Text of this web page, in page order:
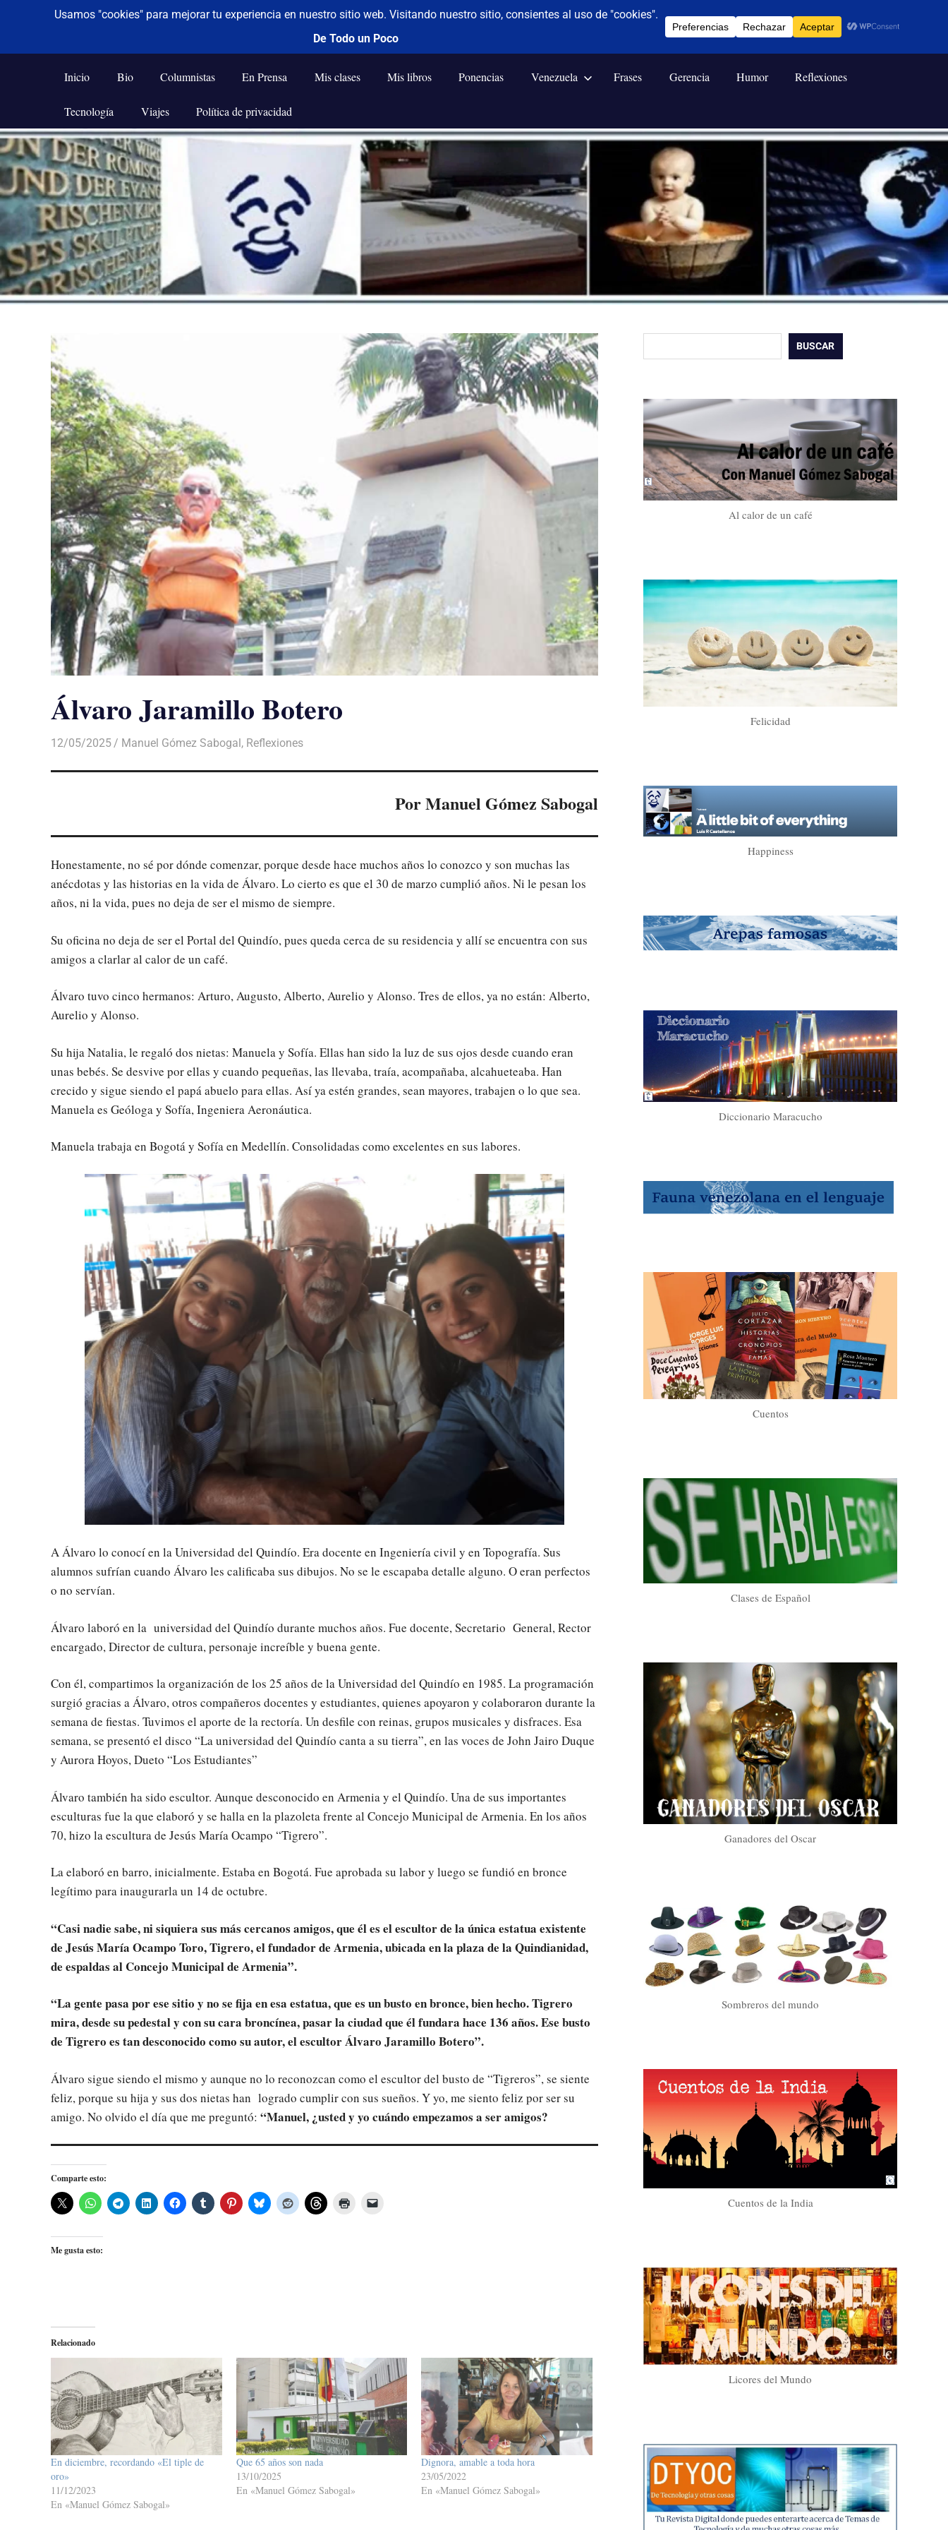
Saltar
al
contenido
De todo un poco
Frases,
Humor,
Tecnología
y
Viajes
Inicio Bio Columnistas En Prensa Mis clases Mis libros Ponencias Venezuela Frases Gerencia Humor Reflexiones
Tecnología Viajes Política de privacidad
Álvaro Jaramillo Botero
12/05/2025 De todo un Poco
Manuel Gómez Sabogal, Reflexiones
Por Manuel Gómez Sabogal
Honestamente, no sé por dónde comenzar, porque desde hace muchos años lo conozco y son muchas las
anécdotas y las historias en la vida de Álvaro. Lo cierto es que el 30 de marzo cumplió años. Ni le pesan los
años, ni la vida, pues no deja de ser el mismo de siempre.
Su oficina no deja de ser el Portal del Quindío, pues queda cerca de su residencia y allí se encuentra con sus
amigos a clarlar al calor de un café.
Álvaro tuvo cinco hermanos: Arturo, Augusto, Alberto, Aurelio y Alonso. Tres de ellos, ya no están: Alberto,
Aurelio y Alonso.
Su hija Natalia, le regaló dos nietas: Manuela y Sofía. Ellas han sido la luz de sus ojos desde cuando eran
unas bebés. Se desvive por ellas y cuando pequeñas, las llevaba, traía, acompañaba, alcahueteaba. Han
crecido y sigue siendo el papá abuelo para ellas. Así ya estén grandes, sean mayores, trabajen o lo que sea.
Manuela es Geóloga y Sofía, Ingeniera Aeronáutica.
Manuela trabaja en Bogotá y Sofía en Medellín. Consolidadas como excelentes en sus labores.
A Álvaro lo conocí en la Universidad del Quindío. Era docente en Ingeniería civil y en Topografía. Sus
alumnos sufrían cuando Álvaro les calificaba sus dibujos. No se le escapaba detalle alguno. O eran perfectos
o no servían.
Álvaro laboró en la universidad del Quindío durante muchos años. Fue docente, Secretario General, Rector
encargado, Director de cultura, personaje increíble y buena gente.
Con él, compartimos la organización de los 25 años de la Universidad del Quindío en 1985. La programación
surgió gracias a Álvaro, otros compañeros docentes y estudiantes, quienes apoyaron y colaboraron durante la
semana de fiestas. Tuvimos el aporte de la rectoría. Un desfile con reinas, grupos musicales y disfraces. Esa
semana, se presentó el disco “La universidad del Quindío canta a su tierra”, en las voces de John Jairo Duque
y Aurora Hoyos, Dueto “Los Estudiantes”
Álvaro también ha sido escultor. Aunque desconocido en Armenia y el Quindío. Una de sus importantes
esculturas fue la que elaboró y se halla en la plazoleta frente al Concejo Municipal de Armenia. En los años
70, hizo la escultura de Jesús María Ocampo “Tigrero”.
La elaboró en barro, inicialmente. Estaba en Bogotá. Fue aprobada su labor y luego se fundió en bronce
legítimo para inaugurarla un 14 de octubre.
“Casi nadie sabe, ni siquiera sus más cercanos amigos, que él es el escultor de la única estatua existente
de Jesús María Ocampo Toro, Tigrero, el fundador de Armenia, ubicada en la plaza de la Quindianidad,
de espaldas al Concejo Municipal de Armenia”.
“La gente pasa por ese sitio y no se fija en esa estatua, que es un busto en bronce, bien hecho. Tigrero
mira, desde su pedestal y con su cara broncínea, pasar la ciudad que él fundara hace 136 años. Ese busto
de Tigrero es tan desconocido como su autor, el escultor Álvaro Jaramillo Botero”.
Álvaro sigue siendo el mismo y aunque no lo reconozcan como el escultor del busto de “Tigreros”, se siente
feliz, porque su hija y sus dos nietas han logrado cumplir con sus sueños. Y yo, me siento feliz por ser su
amigo. No olvido el día que me preguntó: “Manuel, ¿usted y yo cuándo empezamos a ser amigos?
Comparte esto:
Me gusta esto:
Relacionado
En diciembre, recordando «El tiple de
oro»
11/12/2023
En «Manuel Gómez Sabogal»
Que 65 años son nada
13/10/2025
En «Manuel Gómez Sabogal»
Dignora, amable a toda hora
23/05/2022
En «Manuel Gómez Sabogal»
BUSCAR
Al calor de un café
Felicidad
Happiness
Diccionario Maracucho
Cuentos
Clases de Español
Ganadores del Oscar
Sombreros del mundo
Cuentos de la India
Licores del Mundo